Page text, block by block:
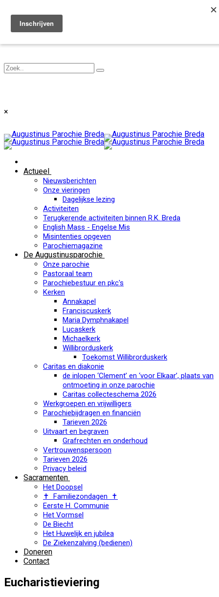
Toggle navigation
×
Actueel
Nieuwsberichten
Onze vieringen
Dagelijkse lezing
Activiteiten
Terugkerende activiteiten binnen R.K. Breda
English Mass - Engelse Mis
Misintenties opgeven
Parochiemagazine
De Augustinusparochie
Onze parochie
Pastoraal team
Parochiebestuur en pkc's
Kerken
Annakapel
Franciscuskerk
Maria Dymphnakapel
Lucaskerk
Michaelkerk
Willibrorduskerk
Toekomst Willibrorduskerk
Caritas en diakonie
de inlopen ‘Clement’ en ‘voor Elkaar’, plaats van
ontmoeting in onze parochie
Caritas collecteschema 2026
Werkgroepen en vrijwilligers
Parochiebijdragen en financiën
Tarieven 2026
Uitvaart en begraven
Grafrechten en onderhoud
Vertrouwenspersoon
Tarieven 2026
Privacy beleid
Sacramenten
Het Doopsel
✝ Familiezondagen ✝
Eerste H. Communie
Het Vormsel
De Biecht
Het Huwelijk en jubilea
De Ziekenzalving (bedienen)
Doneren
Contact
Eucharistieviering